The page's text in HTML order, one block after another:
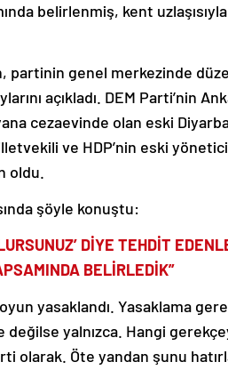
belirlenmiş, kent
partinin genel merkezinde
açıkladı. DEM Parti’nin
cezaevinde olan eski
ve HDP’nin eski
oldu.
şöyle konuştu:
DİYE TEHDİT
BELİRLEDİK”
yasaklandı. Yasaklama
yalnızca. Hangi
olarak. Öte yandan şunu